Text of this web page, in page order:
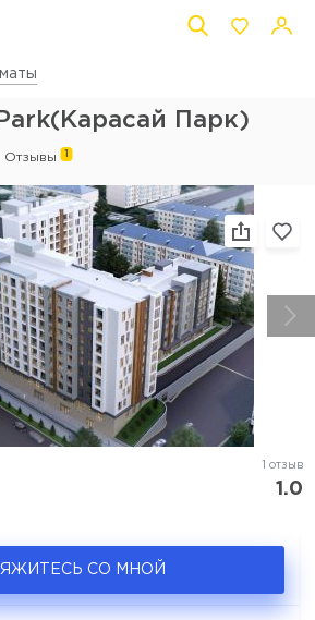
Парк)
Отзывы 1
1 отзыв
1.0
СО МНОЙ